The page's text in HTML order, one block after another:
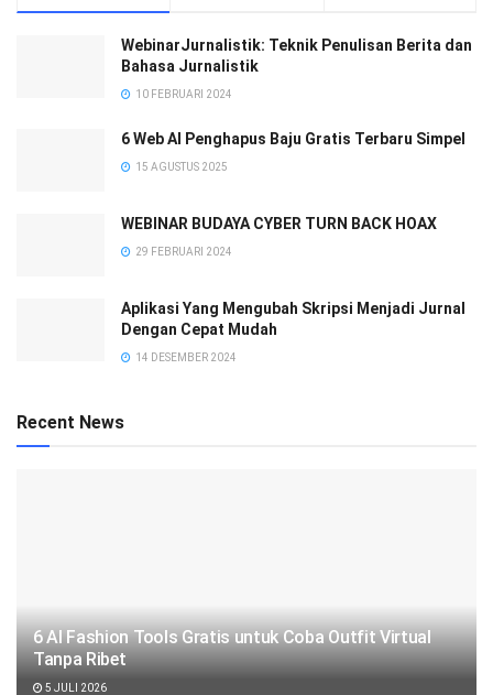
WebinarJurnalistik: Teknik Penulisan Berita dan
Bahasa Jurnalistik
10 FEBRUARI 2024
6 Web AI Penghapus Baju Gratis Terbaru Simpel
15 AGUSTUS 2025
WEBINAR BUDAYA CYBER TURN BACK HOAX
29 FEBRUARI 2024
Aplikasi Yang Mengubah Skripsi Menjadi Jurnal
Dengan Cepat Mudah
14 DESEMBER 2024
Recent News
6 AI Fashion Tools Gratis untuk Coba Outfit Virtual
Tanpa Ribet
5 JULI 2026